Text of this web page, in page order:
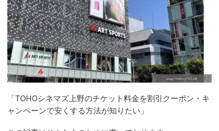
「TOHOシネマズ上野のチケット料金を割引クーポン・キ
ャンペーンで安くする方法が知りたい」